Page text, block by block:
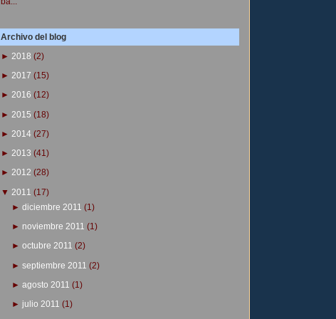
Archivo del blog
► 2018 (2)
► 2017 (15)
► 2016 (12)
► 2015 (18)
► 2014 (27)
► 2013 (41)
► 2012 (28)
▼ 2011 (17)
► diciembre 2011 (1)
► noviembre 2011 (1)
► octubre 2011 (2)
► septiembre 2011 (2)
► agosto 2011 (1)
► julio 2011 (1)